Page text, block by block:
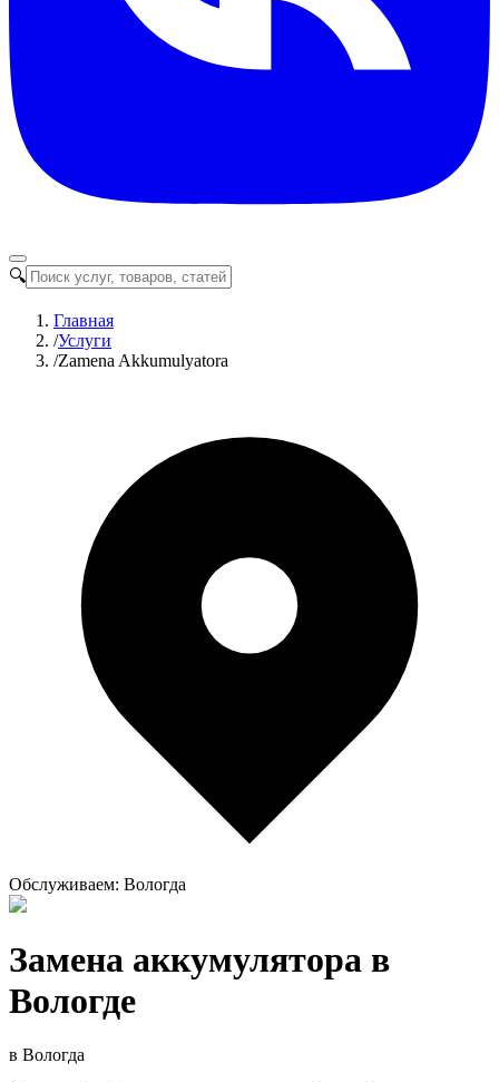
🔍
Главная
/Услуги
/Zamena Akkumulyatora
Обслуживаем: Вологда
Замена аккумулятора в
Вологде
в Вологда